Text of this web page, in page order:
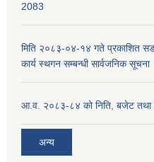
2083
मिति २०८३-०४-१४ गते प्रकाशित
कार्य स्थगन सम्बन्धी सार्वजनिक सूचना
आ.व. २०८३-८४ को निति, बजेट तथा
अन्य